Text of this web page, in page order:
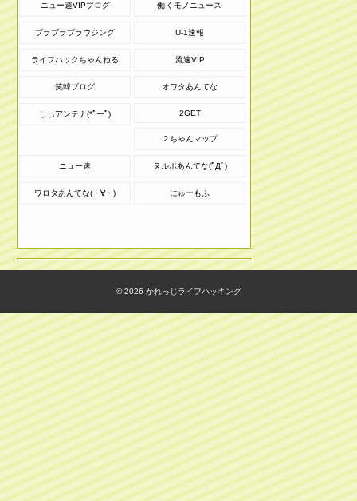
ニュー速VIPブログ 働くモノニュース
ブラブラブラウジング U-1速報
ライフハックちゃんねる 流速VIP
笑韓ブログ オワタあんてな
しぃアンテナ(*ﾟーﾟ) 2GET
２ちゃんマップ
ニュー速 ヌルポあんてな(ﾟДﾟ)
ワロタあんてな(・∀・) にゅーもふ
© 2026 かれっじライフハッキング